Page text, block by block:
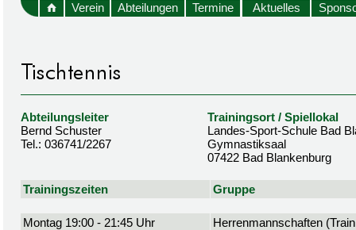
Verein Abteilungen Termine Aktuelles
Abteilungsleiter
Bernd Schuster
Tel.: 036741/2267
Trainingsort / Spiellokal
Landes-Sport-Schule Bad
Gymnastiksaal
07422 Bad Blankenburg
Trainingszeiten Gruppe
Montag 19:00 - 21:45 Uhr Herrenmannschaften